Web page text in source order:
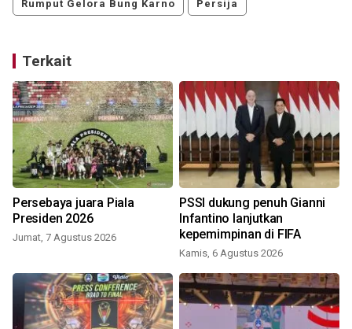
Rumput Gelora Bung Karno Persija
Terkait
Persebaya juara Piala
Presiden 2026
Jumat, 7 Agustus 2026
PSSI dukung penuh Gianni
Infantino lanjutkan
kepemimpinan di FIFA
Kamis, 6 Agustus 2026